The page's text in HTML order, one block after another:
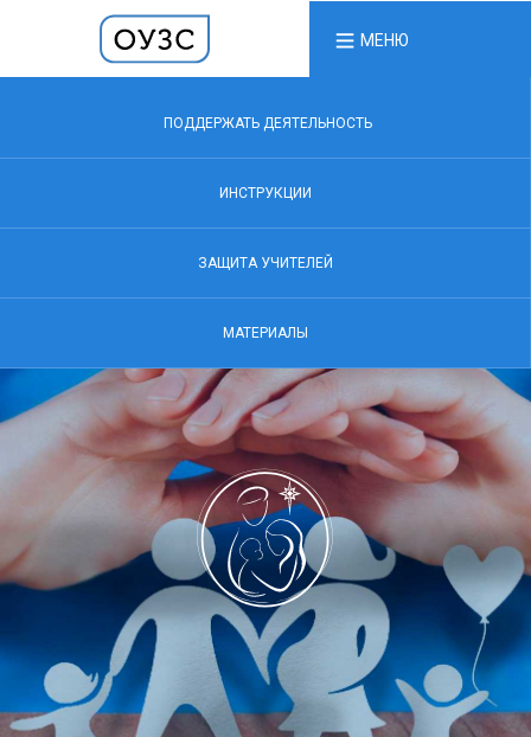
МЕНЮ
ПОДДЕРЖАТЬ ДЕЯТЕЛЬНОСТЬ
ИНСТРУКЦИИ
ЗАЩИТА УЧИТЕЛЕЙ
МАТЕРИАЛЫ